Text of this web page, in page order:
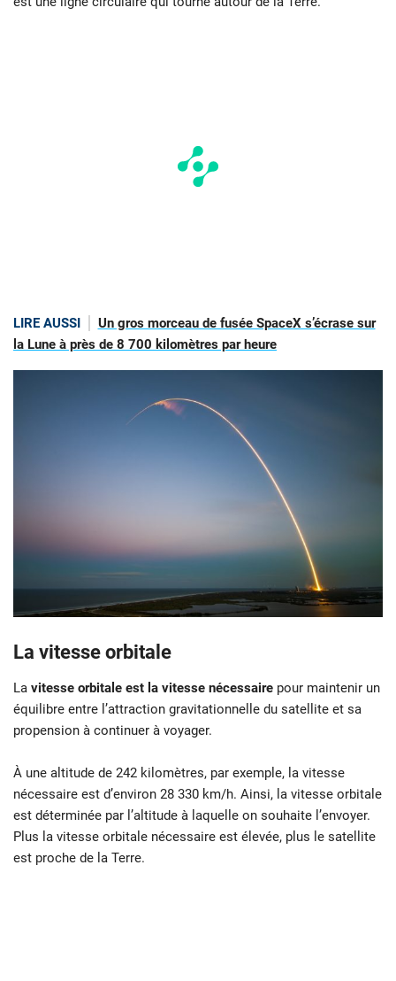
LIRE AUSSI
Un gros morceau de fusée SpaceX s’écrase sur
la Lune à près de 8 700 kilomètres par heure
La vitesse orbitale
La vitesse orbitale est la vitesse nécessaire pour maintenir un
équilibre entre l’attraction gravitationnelle du satellite et sa
propension à continuer à voyager.
À une altitude de 242 kilomètres, par exemple, la vitesse
nécessaire est d’environ 28 330 km/h. Ainsi, la vitesse orbitale
est déterminée par l’altitude à laquelle on souhaite l’envoyer.
Plus la vitesse orbitale nécessaire est élevée, plus le satellite
est proche de la Terre.